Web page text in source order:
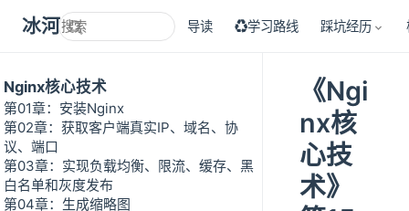
冰河技术 导读 ♻学习路线 踩坑经历
Nginx核心技术
第01章：安装Nginx
第02章：获取客户端真实IP、域名、协
议、端口
第03章：实现负载均衡、限流、缓存、黑
白名单和灰度发布
第04章：生成缩略图
《Ngi
nx核
心技
术》